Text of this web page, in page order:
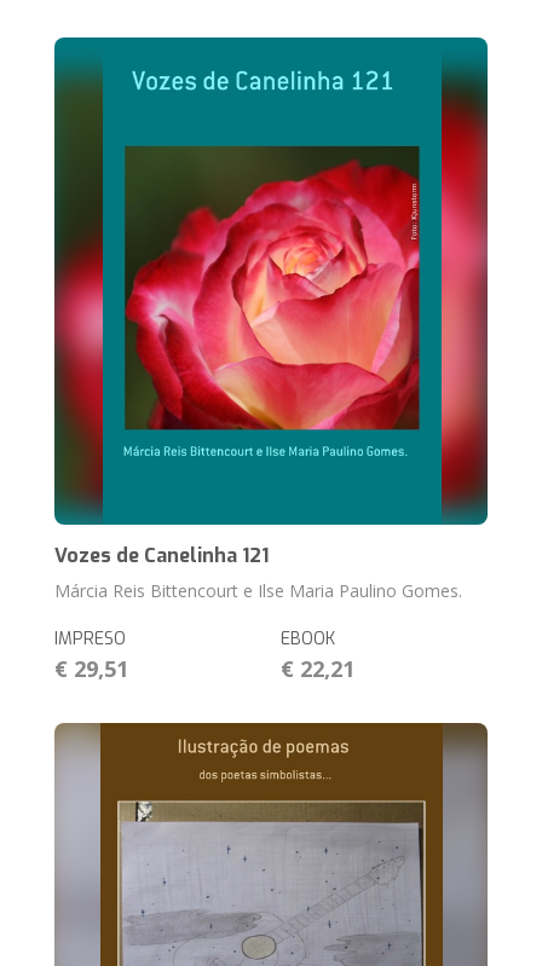
Vozes de Canelinha 121
Márcia Reis Bittencourt e Ilse Maria Paulino Gomes.
IMPRESO
€ 29,51
EBOOK
€ 22,21